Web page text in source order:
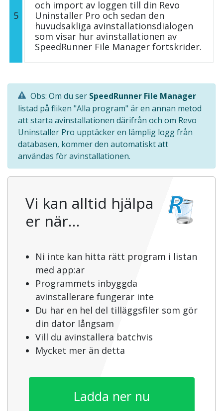
5
och import av loggen till din Revo
Uninstaller Pro och sedan den
huvudsakliga avinstallationsdialogen
som visar hur avinstallationen av
SpeedRunner File Manager fortskrider.
Obs: Om du ser SpeedRunner File Manager
listad på fliken "Alla program" är en annan metod
att starta avinstallationen därifrån och om Revo
Uninstaller Pro upptäcker en lämplig logg från
databasen, kommer den automatiskt att
användas för avinstallationen.
Vi kan alltid hjälpa
er när…
Ni inte kan hitta rätt program i listan
med app:ar
Programmets inbyggda
avinstallerare fungerar inte
Du har en hel del tilläggsfiler som gör
din dator långsam
Vill du avinstallera batchvis
Mycket mer än detta
Ladda ner nu